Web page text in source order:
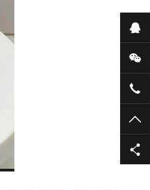
在
微